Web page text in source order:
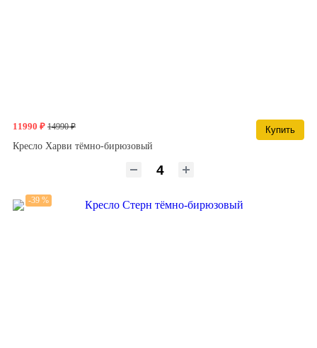
11990 ₽ 14990 ₽
Купить
Кресло Харви тёмно-бирюзовый
-39 %